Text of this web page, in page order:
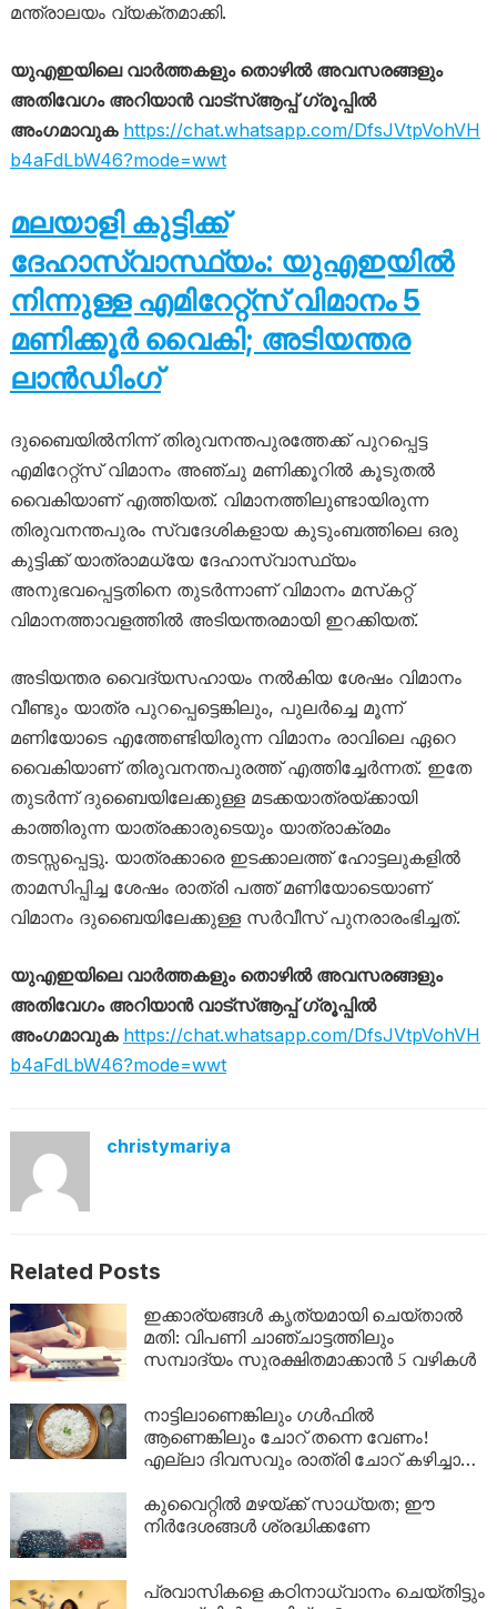
മന്ത്രാലയം വ്യക്തമാക്കി.
യുഎഇയിലെ വാർത്തകളും തൊഴിൽ അവസരങ്ങളും
അതിവേഗം അറിയാൻ വാട്സ്ആപ്പ് ഗ്രൂപ്പിൽ
അംഗമാവുക https://chat.whatsapp.com/DfsJVtpVohVH
b4aFdLbW46?mode=wwt
മലയാളി കുട്ടിക്ക്
ദേഹാസ്വാസ്ഥ്യം: യുഎഇയിൽ
നിന്നുള്ള എമിറേറ്റ്‌സ് വിമാനം 5
മണിക്കൂർ വൈകി; അടിയന്തര
ലാൻഡിംഗ്
ദുബൈയിൽനിന്ന് തിരുവനന്തപുരത്തേക്ക് പുറപ്പെട്ട
എമിറേറ്റ്‌സ് വിമാനം അഞ്ചു മണിക്കൂറിൽ കൂടുതൽ
വൈകിയാണ് എത്തിയത്. വിമാനത്തിലുണ്ടായിരുന്ന
തിരുവനന്തപുരം സ്വദേശികളായ കുടുംബത്തിലെ ഒരു
കുട്ടിക്ക് യാത്രാമധ്യേ ദേഹാസ്വാസ്ഥ്യം
അനുഭവപ്പെട്ടതിനെ തുടർന്നാണ് വിമാനം മസ്‌കറ്റ്
വിമാനത്താവളത്തിൽ അടിയന്തരമായി ഇറക്കിയത്.
അടിയന്തര വൈദ്യസഹായം നൽകിയ ശേഷം വിമാനം
വീണ്ടും യാത്ര പുറപ്പെട്ടെങ്കിലും, പുലർച്ചെ മൂന്ന്
മണിയോടെ എത്തേണ്ടിയിരുന്ന വിമാനം രാവിലെ ഏറെ
വൈകിയാണ് തിരുവനന്തപുരത്ത് എത്തിച്ചേർന്നത്. ഇതേ
തുടർന്ന് ദുബൈയിലേക്കുള്ള മടക്കയാത്രയ്ക്കായി
കാത്തിരുന്ന യാത്രക്കാരുടെയും യാത്രാക്രമം
തടസ്സപ്പെട്ടു. യാത്രക്കാരെ ഇടക്കാലത്ത് ഹോട്ടലുകളിൽ
താമസിപ്പിച്ച ശേഷം രാത്രി പത്ത് മണിയോടെയാണ്
വിമാനം ദുബൈയിലേക്കുള്ള സർവീസ് പുനരാരംഭിച്ചത്.
യുഎഇയിലെ വാർത്തകളും തൊഴിൽ അവസരങ്ങളും
അതിവേഗം അറിയാൻ വാട്സ്ആപ്പ് ഗ്രൂപ്പിൽ
അംഗമാവുക https://chat.whatsapp.com/DfsJVtpVohVH
b4aFdLbW46?mode=wwt
christymariya
Related Posts
ഇക്കാര്യങ്ങൾ കൃത്യമായി ചെയ്താൽ
മതി: വിപണി ചാഞ്ചാട്ടത്തിലും
സമ്പാദ്യം സുരക്ഷിതമാക്കാൻ 5 വഴികൾ
നാട്ടിലാണെങ്കിലും ​ഗൾഫിൽ
ആണെങ്കിലും ചോറ് തന്നെ വേണം!
എല്ലാ ദിവസവും രാത്രി ചോറ് കഴിച്ചാൽ
കുവൈറ്റിൽ മഴയ്ക്ക് സാധ്യത; ഈ
നിർദേശങ്ങൾ ശ്രദ്ധിക്കണേ
പ്രവാസികളെ കഠിനാധ്വാനം ചെയ്തിട്ടും